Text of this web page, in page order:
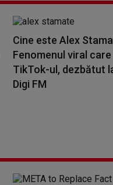
Cine este Alex
Fenomenul viral
TikTok-ul, dezbătut
Digi FM